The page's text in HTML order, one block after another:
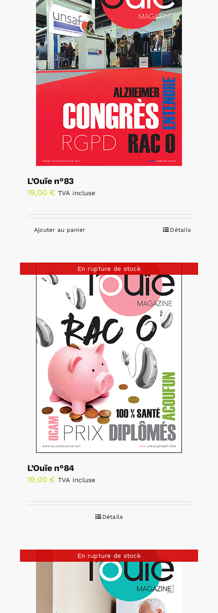
L’Ouïe n°83
19,00 € TVA incluse
Ajouter au panier Détails
En rupture de stock
L’Ouïe n°84
19,00 € TVA incluse
Détails
En rupture de stock